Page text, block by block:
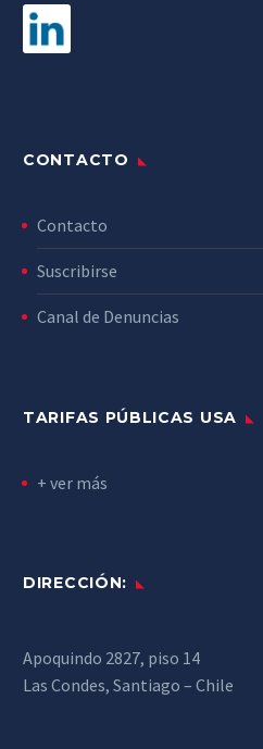
CONTACTO
Contacto
Suscribirse
Canal de Denuncias
TARIFAS PÚBLICAS USA
+ ver más
DIRECCIÓN:
Apoquindo 2827, piso 14
Las Condes, Santiago – Chile